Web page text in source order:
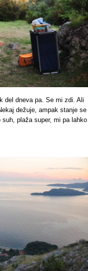
del dneva pa. Se mi zdi. Ali
dežuje, ampak stanje se
plaža super, mi pa lahko